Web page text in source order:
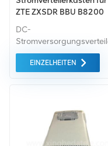
ZTE ZXSDR BBU B8200
DC-
DCPD7, im Schrank
eingebaut und
48-V-DC-
sich um einen
Überspannungsschutz
Klasse C Schutzschrank
EINZELHEITEN